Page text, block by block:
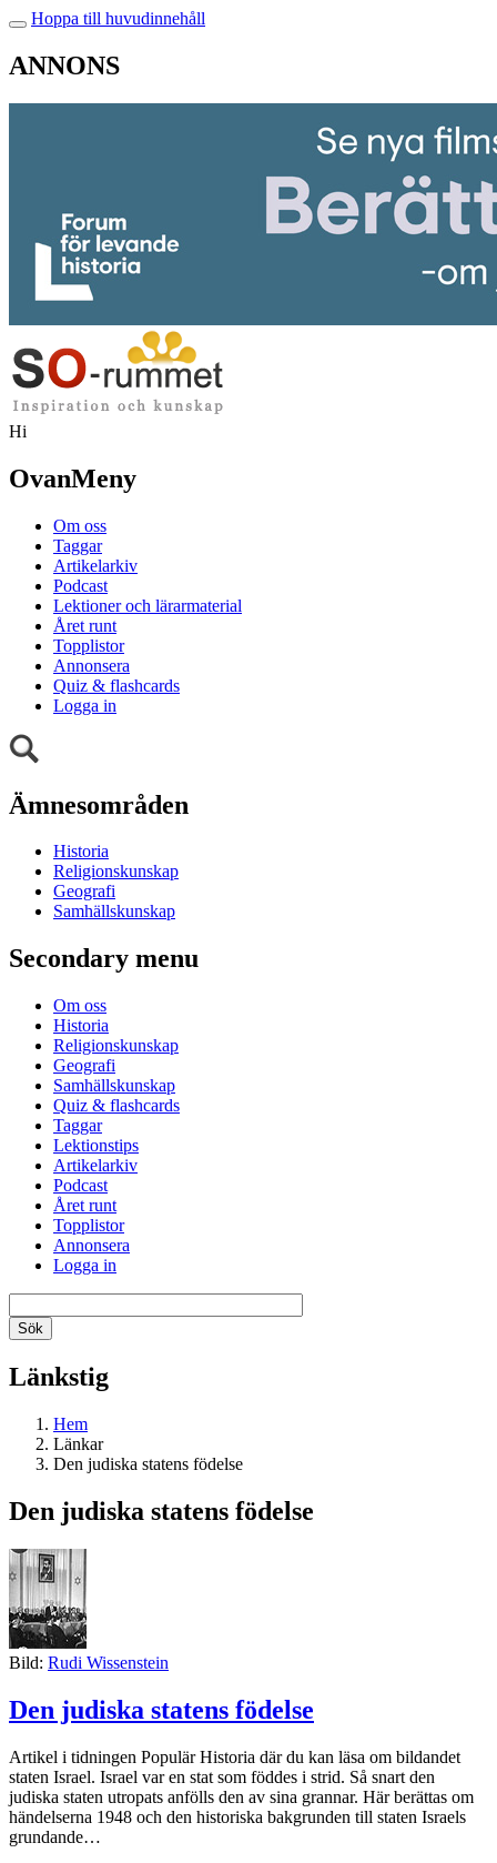
Hoppa till huvudinnehåll
ANNONS
Hi
OvanMeny
Om oss
Taggar
Artikelarkiv
Podcast
Lektioner och lärarmaterial
Året runt
Topplistor
Annonsera
Quiz & flashcards
Logga in
Ämnesområden
Historia
Religionskunskap
Geografi
Samhällskunskap
Secondary menu
Om oss
Historia
Religionskunskap
Geografi
Samhällskunskap
Quiz & flashcards
Taggar
Lektionstips
Artikelarkiv
Podcast
Året runt
Topplistor
Annonsera
Logga in
Länkstig
Hem
Länkar
Den judiska statens födelse
Den judiska statens födelse
Bild: Rudi Wissenstein
Den judiska statens födelse
Artikel i tidningen Populär Historia där du kan läsa om bildandet
staten Israel. Israel var en stat som föddes i strid. Så snart den
judiska staten utropats anfölls den av sina grannar. Här berättas om
händelserna 1948 och den historiska bakgrunden till staten Israels
grundande…